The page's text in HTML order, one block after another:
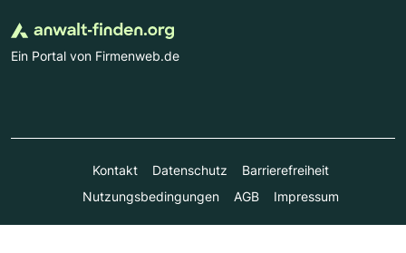
Ein Portal von Firmenweb.de
Kontakt Datenschutz
Barrierefreiheit
Nutzungsbedingungen
AGB Impressum